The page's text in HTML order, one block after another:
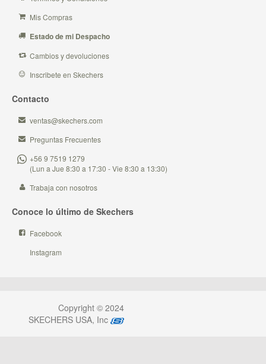
Mis Compras
Estado de mi Despacho
Cambios y devoluciones
Inscribete en Skechers
Contacto
ventas@skechers.com
Preguntas Frecuentes
+56 9 7519 1279
(Lun a Jue 8:30 a 17:30 - Vie 8:30 a 13:30)
Trabaja con nosotros
Conoce lo último de Skechers
Facebook
Instagram
Copyright © 2024
SKECHERS USA, Inc